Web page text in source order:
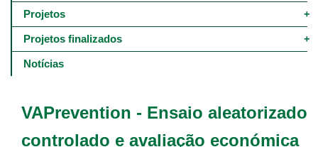
VAPrevention - Ensaio aleatorizado
controlado e avaliação económica
Projetos
Projetos finalizados
Notícias